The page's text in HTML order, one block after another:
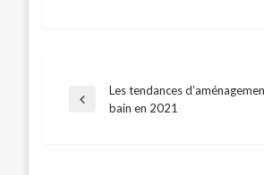
Navigation
Previous
Les tendances
bain en 2021